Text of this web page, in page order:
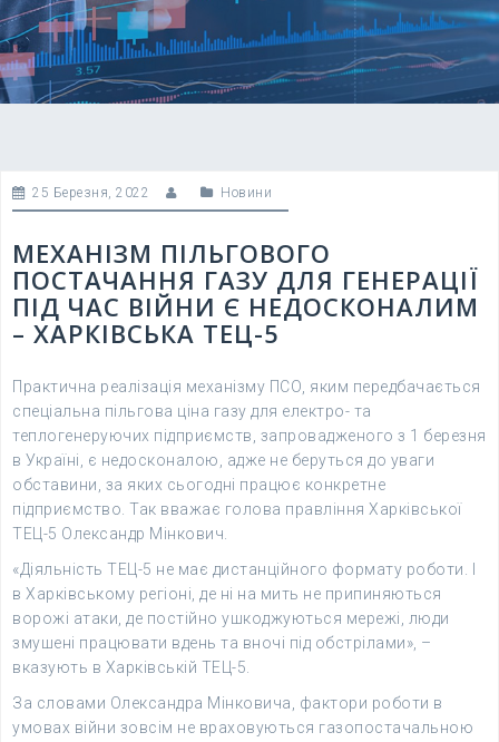
25 Березня, 2022 Новини
МЕХАНІЗМ ПІЛЬГОВОГО
ПОСТАЧАННЯ ГАЗУ ДЛЯ ГЕНЕРАЦІЇ
ПІД ЧАС ВІЙНИ Є НЕДОСКОНАЛИМ
– ХАРКІВСЬКА ТЕЦ-5
Практична реалізація механізму ПСО, яким передбачається
спеціальна пільгова ціна газу для електро- та
теплогенеруючих підприємств, запровадженого з 1 березня
в Україні, є недосконалою, адже не беруться до уваги
обставини, за яких сьогодні працює конкретне
підприємство. Так вважає голова правління Харківської
ТЕЦ-5 Олександр Мінкович.
«Діяльність ТЕЦ-5 не має дистанційного формату роботи. І
в Харківському регіоні, де ні на мить не припиняються
ворожі атаки, де постійно ушкоджуються мережі, люди
змушені працювати вдень та вночі під обстрілами», –
вказують в Харківській ТЕЦ-5.
За словами Олександра Мінковича, фактори роботи в
умовах війни зовсім не враховуються газопостачальною